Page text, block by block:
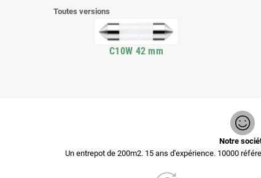
Toutes versions
C10W 42 mm
Notre
Un entrepot de 200m2. 15 ans d'expérience. 10000